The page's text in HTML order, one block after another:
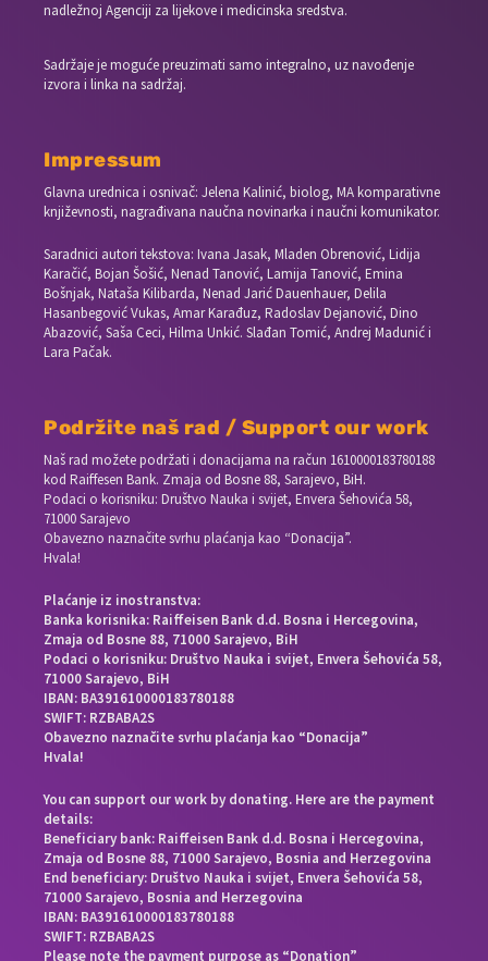
nadležnoj Agenciji za lijekove i medicinska sredstva.
Sadržaje je moguće preuzimati samo integralno, uz navođenje
izvora i linka na sadržaj.
Impressum
Glavna urednica i osnivač: Jelena Kalinić, biolog, MA komparativne
književnosti, nagrađivana naučna novinarka i naučni komunikator.
Saradnici autori tekstova: Ivana Jasak, Mladen Obrenović, Lidija
Karačić, Bojan Šošić, Nenad Tanović, Lamija Tanović, Emina
Bošnjak, Nataša Kilibarda, Nenad Jarić Dauenhauer, Delila
Hasanbegović Vukas, Amar Karađuz, Radoslav Dejanović, Dino
Abazović, Saša Ceci, Hilma Unkić. Slađan Tomić, Andrej Madunić i
Lara Pačak.
Podržite naš rad / Support our work
Naš rad možete podržati i donacijama na račun 1610000183780188
kod Raiffesen Bank. Zmaja od Bosne 88, Sarajevo, BiH.
Podaci o korisniku: Društvo Nauka i svijet, Envera Šehovića 58,
71000 Sarajevo
Obavezno naznačite svrhu plaćanja kao “Donacija”.
Hvala!
Plaćanje iz inostranstva:
Banka korisnika: Raiffeisen Bank d.d. Bosna i Hercegovina,
Zmaja od Bosne 88, 71000 Sarajevo, BiH
Podaci o korisniku: Društvo Nauka i svijet, Envera Šehovića 58,
71000 Sarajevo, BiH
IBAN: BA391610000183780188
SWIFT: RZBABA2S
Obavezno naznačite svrhu plaćanja kao “Donacija”
Hvala!
You can support our work by donating. Here are the payment
details:
Beneficiary bank: Raiffeisen Bank d.d. Bosna i Hercegovina,
Zmaja od Bosne 88, 71000 Sarajevo, Bosnia and Herzegovina
End beneficiary: Društvo Nauka i svijet, Envera Šehovića 58,
71000 Sarajevo, Bosnia and Herzegovina
IBAN: BA391610000183780188
SWIFT: RZBABA2S
Please note the payment purpose as “Donation”